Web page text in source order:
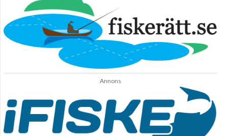
Annons